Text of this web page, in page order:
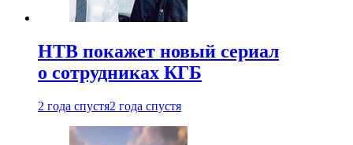
НТВ покажет новый сериал
о сотрудниках КГБ
2 года спустя2 года спустя